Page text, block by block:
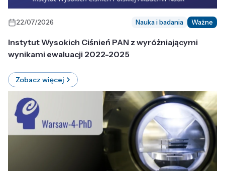
22/07/2026 Nauka i badania Ważne
Instytut Wysokich Ciśnień PAN z wyróżniającymi
wynikami ewaluacji 2022-2025
Zobacz więcej